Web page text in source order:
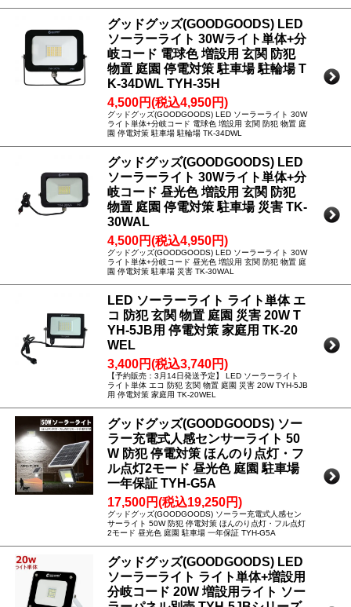
グッドグッズ(GOODGOODS) LED
ソーラーライト 30Wライト単体+分
岐コード 電球色 増設用 玄関 防犯
物置 庭園 停電対策 駐車場 駐輪場 T
K-34DWL TYH-35H
4,500円(税込4,950円)
グッドグッズ(GOODGOODS) LED ソーラーライト 30W
ライト単体+分岐コード 電球色 増設用 玄関 防犯 物置 庭
園 停電対策 駐車場 駐輪場 TK-34DWL
グッドグッズ(GOODGOODS) LED
ソーラーライト 30Wライト単体+分
岐コード 昼光色 増設用 玄関 防犯
物置 庭園 停電対策 駐車場 災害 TK-
30WAL
4,500円(税込4,950円)
グッドグッズ(GOODGOODS) LED ソーラーライト 30W
ライト単体+分岐コード 昼光色 増設用 玄関 防犯 物置 庭
園 停電対策 駐車場 災害 TK-30WAL
LED ソーラーライト ライト単体 エ
コ 防犯 玄関 物置 庭園 災害 20W T
YH-5JB用 停電対策 家庭用 TK-20
WEL
3,400円(税込3,740円)
【予約販売：3月14日発送予定】 LED ソーラーライト
ライト単体 エコ 防犯 玄関 物置 庭園 災害 20W TYH-5JB
用 停電対策 家庭用 TK-20WEL
グッドグッズ(GOODGOODS) ソー
ラー充電式人感センサーライト 50
W 防犯 停電対策 ほんのり点灯・フ
ル点灯2モード 昼光色 庭園 駐車場
一年保証 TYH-G5A
17,500円(税込19,250円)
グッドグッズ(GOODGOODS) ソーラー充電式人感セン
サーライト 50W 防犯 停電対策 ほんのり点灯・フル点灯
2モード 昼光色 庭園 駐車場 一年保証 TYH-G5A
グッドグッズ(GOODGOODS) LED
ソーラーライト ライト単体+増設用
分岐コード 20W 増設用ライト ソー